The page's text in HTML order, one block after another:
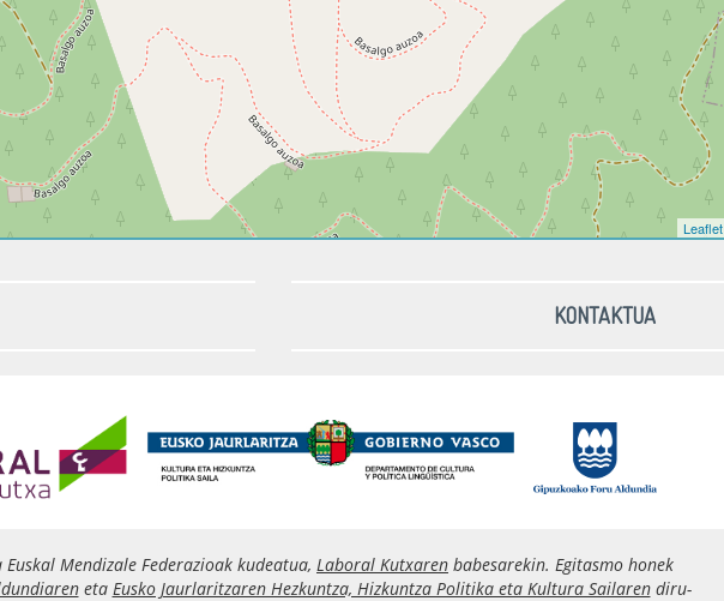
Leaflet
KONTAKTUA
Euskal Mendizale Federazioak kudeatua, Laboral Kutxaren babesarekin. Egitasmo honek
eta Eusko Jaurlaritzaren Hezkuntza, Hizkuntza Politika eta Kultura Sailarendiru-